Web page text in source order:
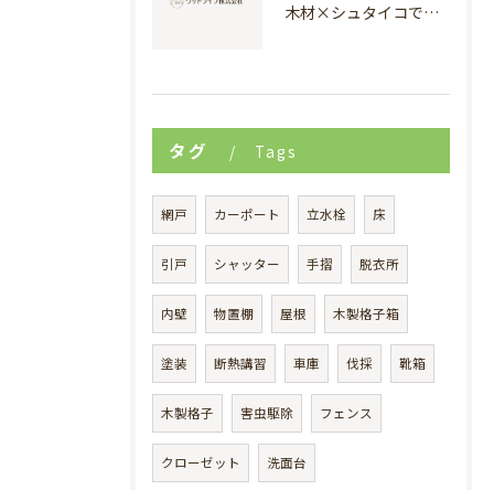
木材×シュタイコで創る高断熱健康住宅
タグ Tags
網戸 カーポート 立水栓 床
引戸 シャッター 手摺 脱衣所
内壁 物置棚 屋根 木製格子箱
塗装 断熱講習 車庫 伐採 靴箱
木製格子 害虫駆除 フェンス
クローゼット 洗面台